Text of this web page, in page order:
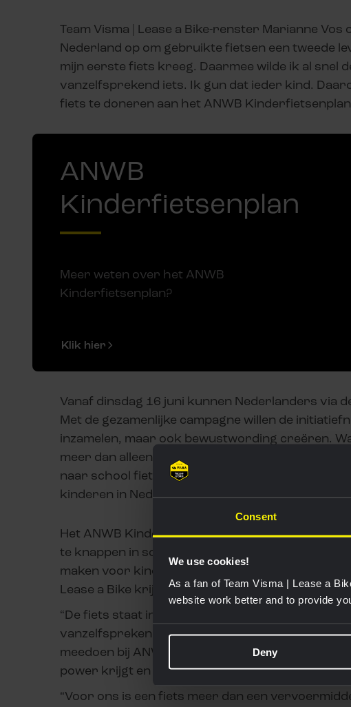
Consent
We use cookies!
As a fan of Team Visma | Lease a
website work better and to provide
Deny
Team Visma | Lease a Bike-renster Marianne
Nederland op om gebruikte fietsen een tweede
mijn eerste fiets kreeg. Daarmee wilde ik al snel
vanzelfsprekend iets. Ik gun dat ieder kind.
fiets te doneren aan het ANWB
ANWB
Kinderfietsenplan
Meer weten over het ANWB
Kinderfietsenplan?
Klik hier
Vanaf dinsdag 16 juni kunnen Nederlanders via
Met de gezamenlijke campagne willen de
inzamelen, maar ook bewustwording creëren.
meer dan alleen vervoer: het staat voor vrijheid,
naar school fietsen, sporten, vrienden bezoeken
kinderen in Nederland niet vanzelfsprekend.
Het ANWB Kinderfietsenplan zet zich al elf jaar
te knappen in sociale werkplaatsen en via
maken voor kinderen die ze nodig hebben. Met de
Lease a Bike krijgt het initiatief extra slagkracht
“De fiets staat in Nederland voor vrijheid en
vanzelfsprekend is, vraagt om actie,” aldus
meedoen bij ANWB). “Het is mooi dat het
power krijgt en we zo nog meer kinderen
“Voor ons is een fiets meer dan een